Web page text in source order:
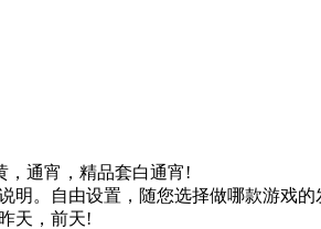
通宵，精品套白通宵!
。自由设置，随您选择做哪款游戏的
天，前天!